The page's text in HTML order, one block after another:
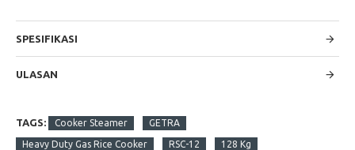
SPESIFIKASI
ULASAN
TAGS: Cooker Steamer GETRA
Heavy Duty Gas Rice Cooker RSC-12 128 Kg